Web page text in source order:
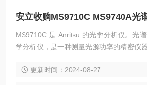
安立收购MS9710C MS9740A光
MS9710C 是 Anritsu 的光学分析仪。光
学分析仪，是一种测量光源功率的精密仪
果，其中功率是垂直刻度，波长是水平刻
更新时间：2024-08-27